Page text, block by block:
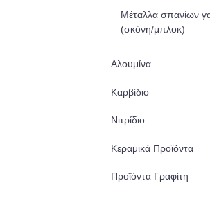
Μέταλλα σπανίων
(σκόνη/μπλοκ)
Αλουμίνα
Καρβίδιο
Νιτρίδιο
Κεραμικά Προϊόντα
Προϊόντα Γραφίτη